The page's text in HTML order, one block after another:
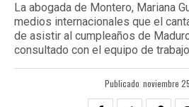
La abogada de Montero, Mariana
medios internacionales que el
de asistir al cumpleaños de
consultado con el equipo de
Publicado noviembre